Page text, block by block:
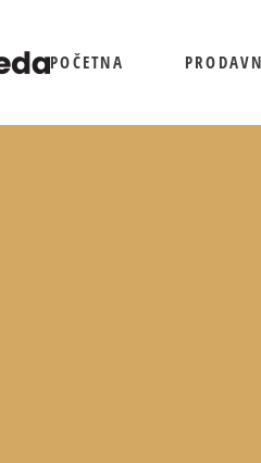
POČETNA